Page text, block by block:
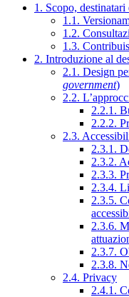
1. Scopo,
1.1.
1.2.
1.3.
2. Introduzione al
2.1. Design
government)
2.2.
2.2.1.
2.2.2.
2.3.
2.3.1.
2.3.2.
2.3.3.
2.3.4.
2.3.5.
2.3.6.
2.3.7.
2.3.8.
2.4. Privacy
2.4.1.